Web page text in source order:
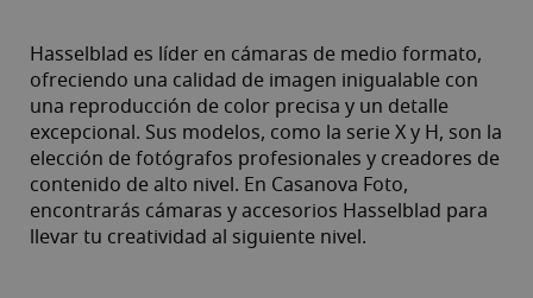
Hasselblad es líder en cámaras de medio formato,
ofreciendo una calidad de imagen inigualable con
una reproducción de color precisa y un detalle
excepcional. Sus modelos, como la serie X y H, son la
elección de fotógrafos profesionales y creadores de
contenido de alto nivel. En Casanova Foto,
encontrarás cámaras y accesorios Hasselblad para
llevar tu creatividad al siguiente nivel.